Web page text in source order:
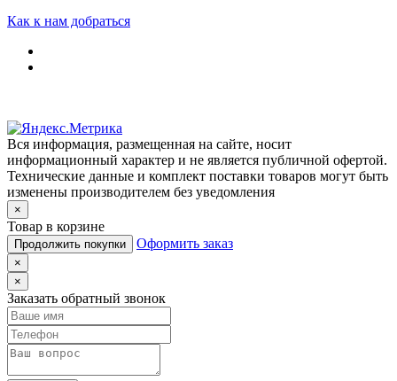
Как к нам добраться
Вся информация, размещенная на сайте, носит
информационный характер и не является публичной офертой.
Технические данные и комплект поставки товаров могут быть
изменены производителем без уведомления
×
Товар в корзине
Продолжить покупки Оформить заказ
×
×
Заказать обратный звонок